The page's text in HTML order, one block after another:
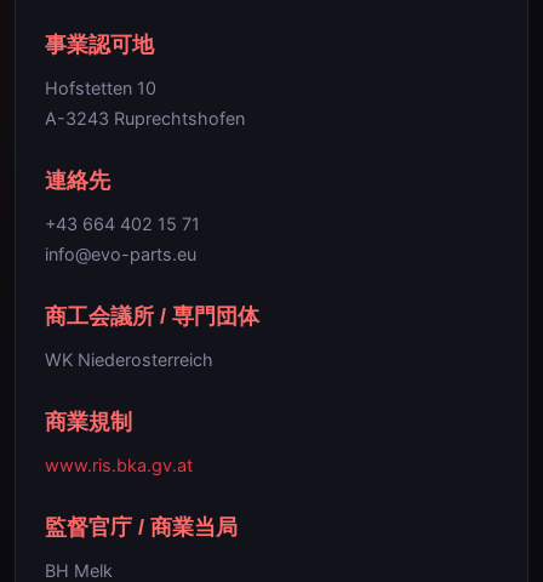
事業認可地
Hofstetten 10
A-3243 Ruprechtshofen
連絡先
+43 664 402 15 71
info@evo-parts.eu
商工会議所 / 専門団体
WK Niederosterreich
商業規制
www.ris.bka.gv.at
監督官庁 / 商業当局
BH Melk